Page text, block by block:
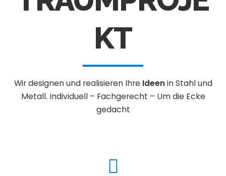
KT
Wir designen und realisieren Ihre Ideenin Stahl und
Metall. Individuell – Fachgerecht – Um die Ecke
gedacht